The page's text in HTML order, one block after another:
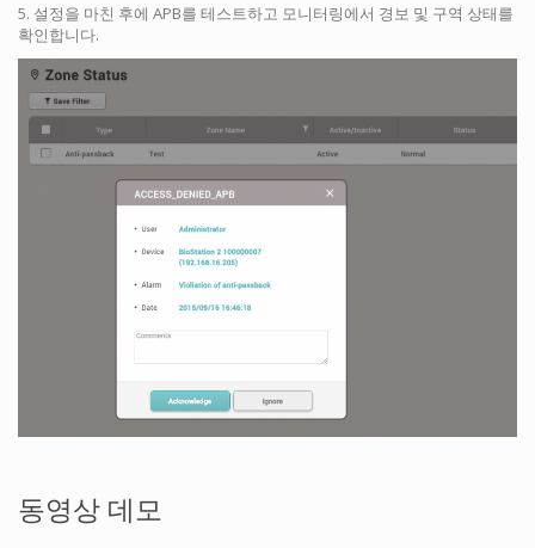
5. 설정을 마친 후에 APB를 테스트하고 모니터링에서 경보 및 구역 상태를
확인합니다.
동영상 데모